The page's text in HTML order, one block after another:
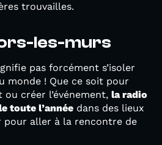
trouvailles.
les-murs
pas forcément s’isoler
monde ! Que ce soit pour
créer l’événement, la radio
toute l’année dans des lieux
pour aller à la rencontre de